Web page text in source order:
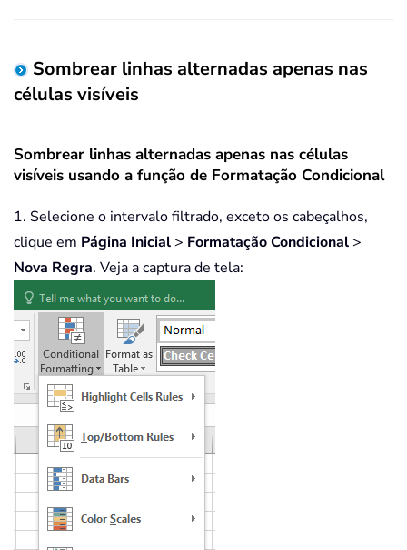
Sombrear linhas alternadas apenas nas
células visíveis
Sombrear linhas alternadas apenas nas células
visíveis usando a função de Formatação Condicional
1. Selecione o intervalo filtrado, exceto os cabeçalhos,
clique em Página Inicial > Formatação Condicional >
Nova Regra. Veja a captura de tela: